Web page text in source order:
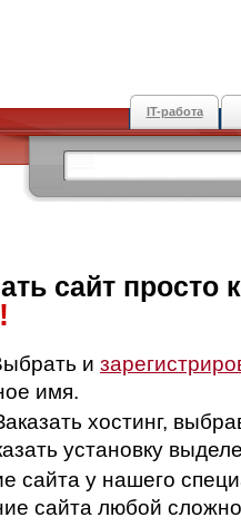
IT-работа
сайт просто
и
имя.
хостинг,
установку
сайта у нашего
сайта любой